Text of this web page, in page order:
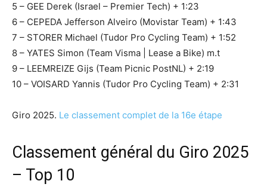
5 – GEE Derek (Israel – Premier Tech) + 1:23
6 – CEPEDA Jefferson Alveiro (Movistar Team) + 1:43
7 – STORER Michael (Tudor Pro Cycling Team) + 1:52
8 – YATES Simon (Team Visma | Lease a Bike) m.t
9 – LEEMREIZE Gijs (Team Picnic PostNL) + 2:19
10 – VOISARD Yannis (Tudor Pro Cycling Team) + 2:31
Giro 2025. Le classement complet de la 16e étape
Classement général du Giro 2025
– Top 10